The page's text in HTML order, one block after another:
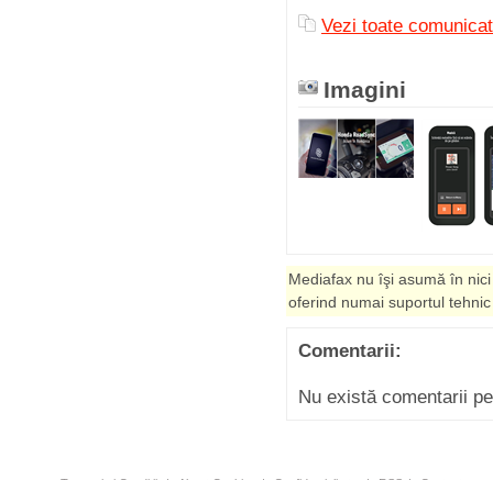
Vezi toate
Imagini
Mediafax nu îşi asumă în
oferind numai suportul
Comentarii:
Nu există comentarii